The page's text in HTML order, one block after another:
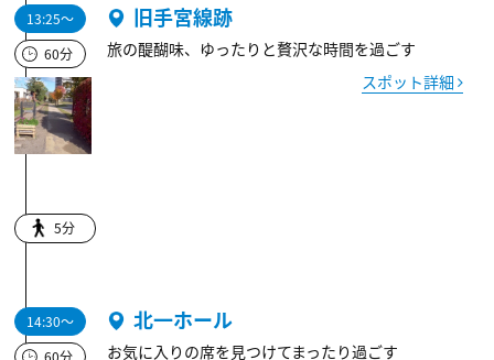
13:25～
60分
旧手宮線跡
旅の醍醐味、ゆったりと贅沢な時間を過ごす
スポット詳細
5分
14:30～
北一ホール
お気に入りの席を見つけてまったり過ごす